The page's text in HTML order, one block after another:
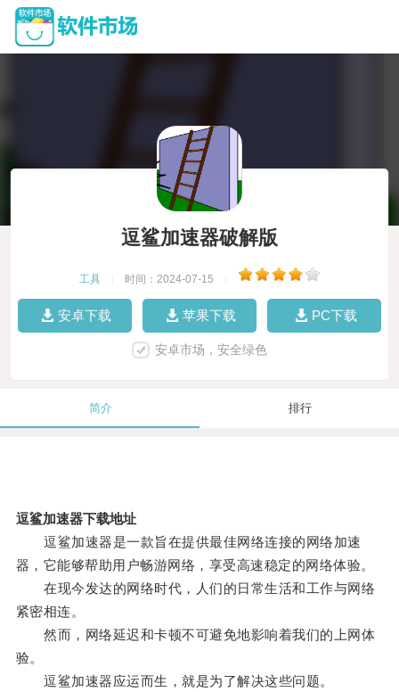
逗鲨加速器破解版
工具 时间：2024-07-15
安卓下载 苹果下载 PC下载
安卓市场，安全绿色
简介 排行
逗鲨加速器下载地址
逗鲨加速器是一款旨在提供最佳网络连接的网络加速
器，它能够帮助用户畅游网络，享受高速稳定的网络体验。
在现今发达的网络时代，人们的日常生活和工作与网络
紧密相连。
然而，网络延迟和卡顿不可避免地影响着我们的上网体
验。
逗鲨加速器应运而生，就是为了解决这些问题。